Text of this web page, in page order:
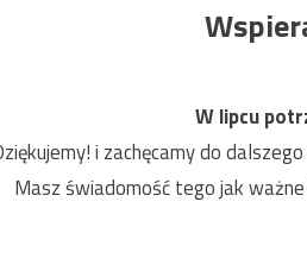
W lipcu
i zachęcamy do
Masz świadomość tego jak